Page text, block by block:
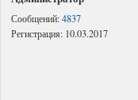
Сообщений:4837
Регистрация: 10.03.2017